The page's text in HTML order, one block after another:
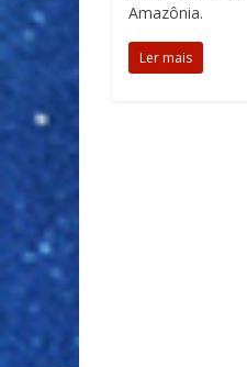
Amazônia.
Ler mais